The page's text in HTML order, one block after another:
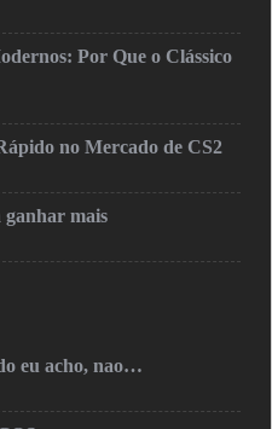
Por Que o Clássico
no Mercado de CS2
ganhar mais
eu acho, nao…